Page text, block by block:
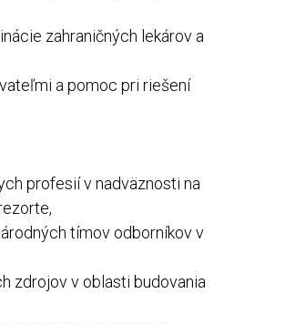
zahraničných lekárov a
a pomoc pri riešení
profesií v nadväznosti na
tímov odborníkov v
zdrojov v oblasti budovania